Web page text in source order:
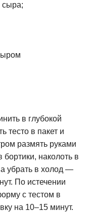
сыра;
в глубокой
тесто в пакет и
размять руками
наколоть в
убрать в холод —
По истечении
с тестом в
на 10–15 минут.